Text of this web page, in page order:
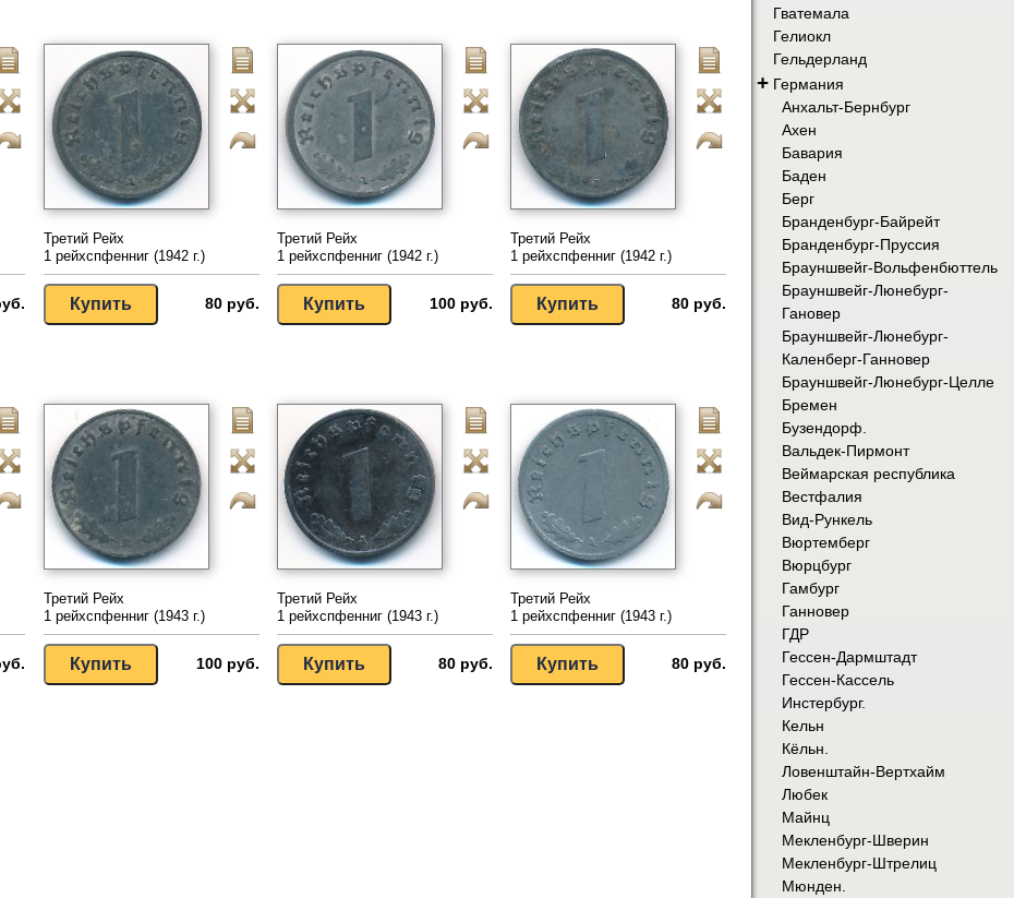
Третий Рейх
1 рейхспфенниг (1942 г.)
80 руб.
Третий Рейх
1 рейхспфенниг (1942 г.)
100 руб.
Третий Рейх
1 рейхспфенниг (1942 г.)
80 руб.
Третий Рейх
1 рейхспфенниг (1943 г.)
100 руб.
Третий Рейх
1 рейхспфенниг (1943 г.)
80 руб.
Третий Рейх
1 рейхспфенниг (1943 г.)
80 руб.
Гватемала
Гелиокл
Гельдерланд
+ Германия
Анхальт-Бернбург
Ахен
Бавария
Баден
Берг
Бранденбург-Байрейт
Бранденбург-Пруссия
Брауншвейг-Вольфенбюттель
Брауншвейг-Люнебург-
Гановер
Брауншвейг-Люнебург-
Каленберг-Ганновер
Брауншвейг-Люнебург-Целле
Бремен
Бузендорф.
Вальдек-Пирмонт
Веймарская республика
Вестфалия
Вид-Рункель
Вюртемберг
Вюрцбург
Гамбург
Ганновер
ГДР
Гессен-Дармштадт
Гессен-Кассель
Инстербург.
Кельн
Кёльн.
Ловенштайн-Вертхайм
Любек
Майнц
Мекленбург-Шверин
Мекленбург-Штрелиц
Мюнден.